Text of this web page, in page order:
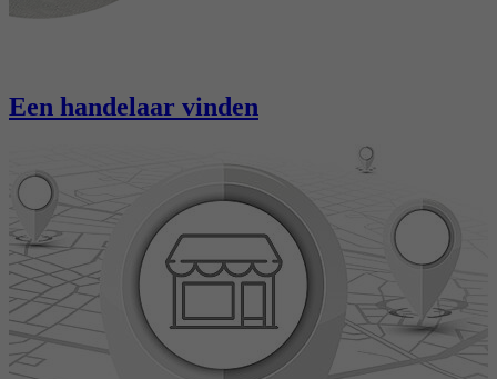
Een handelaar vinden